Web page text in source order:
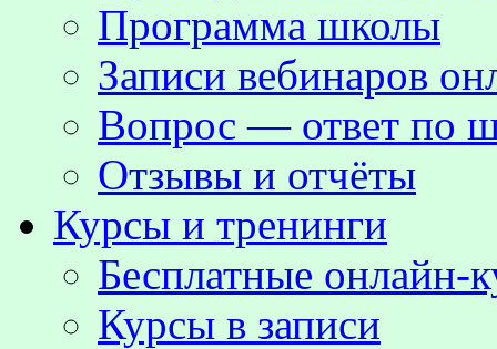
Программа школы
Записи вебинаров
Вопрос — ответ по
Отзывы и отчёты
Курсы и тренинги
Бесплатные онлайн-
Курсы в записи